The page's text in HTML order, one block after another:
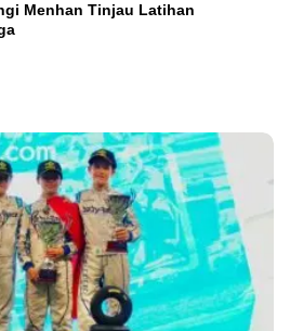
Menhan Tinjau Latihan